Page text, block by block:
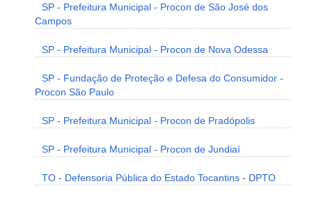
SP - Prefeitura Municipal - Procon de São José dos
Campos
SP - Prefeitura Municipal - Procon de Nova Odessa
SP - Fundação de Proteção e Defesa do Consumidor -
Procon São Paulo
SP - Prefeitura Municipal - Procon de Pradópolis
SP - Prefeitura Municipal - Procon de Jundiaí
TO - Defensoria Pública do Estado Tocantins - DPTO